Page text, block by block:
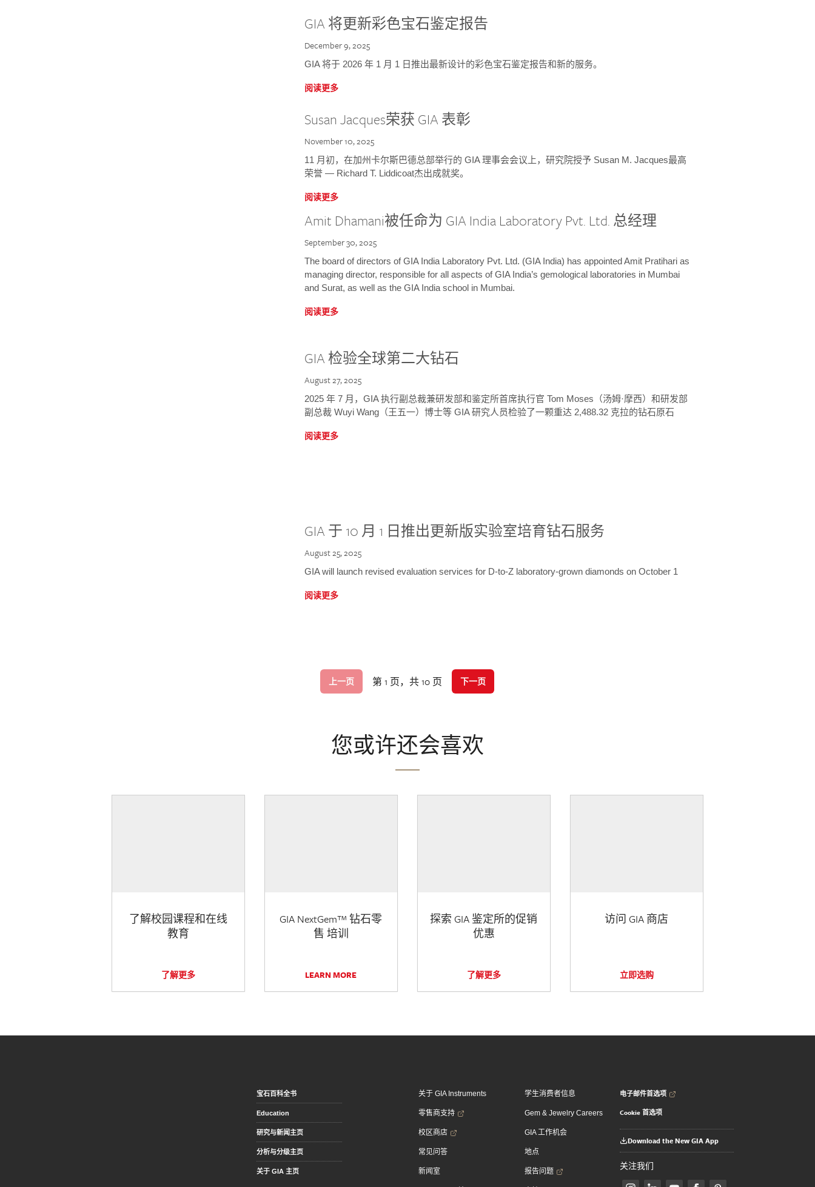
GIA 将更新彩色宝石鉴定报告
December 9, 2025
GIA 将于 2026 年 1 月 1 日推出最新设计的彩色宝石鉴定报告和新的服务。
阅读更多
Susan Jacques荣获 GIA 表彰
November 10, 2025
11 月初，在加州卡尔斯巴德总部举行的 GIA 理事会会议上，研究院授予 Susan M. Jacques最高
荣誉 — Richard T. Liddicoat杰出成就奖。
阅读更多
Amit Dhamani被任命为 GIA India Laboratory Pvt. Ltd. 总经理
September 30, 2025
The board of directors of GIA India Laboratory Pvt. Ltd. (GIA India) has appointed Amit Pratihari as
managing director, responsible for all aspects of GIA India’s gemological laboratories in Mumbai
and Surat, as well as the GIA India school in Mumbai.
阅读更多
GIA 检验全球第二大钻石
August 27, 2025
2025 年 7 月，GIA 执行副总裁兼研发部和鉴定所首席执行官 Tom Moses（汤姆·摩西）和研发部
副总裁 Wuyi Wang（王五一）博士等 GIA 研究人员检验了一颗重达 2,488.32 克拉的钻石原石
阅读更多
GIA 于 10 月 1 日推出更新版实验室培育钻石服务
August 25, 2025
GIA will launch revised evaluation services for D-to-Z laboratory-grown diamonds on October 1
阅读更多
上一页 第 1 页，共 10 页 下一页
您或许还会喜欢
了解校园课程和在线
教育
了解更多
GIA NextGem™ 钻石零
售 培训
LEARN MORE
探索 GIA 鉴定所的促销
优惠
了解更多
访问 GIA 商店
立即选购
宝石百科全书
Education
研究与新闻主页
分析与分级主页
关于 GIA 主页
关于 GIA Instruments
零售商支持
校区商店
常见问答
新闻室
学生消费者信息
Gem & Jewelry Careers
GIA 工作机会
地点
报告问题
电子邮件首选项
Cookie 首选项
Download the New GIA App
关注我们